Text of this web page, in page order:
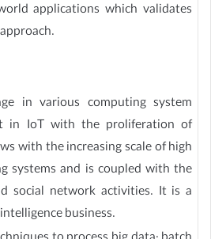
applications which validates
in various computing system
in IoT with the proliferation of
with the increasing scale of high
systems and is coupled with the
social network activities. It is a
business.